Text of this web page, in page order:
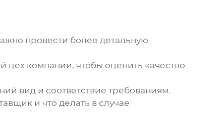
провести более детальную
цех компании, чтобы оценить качество
вид и соответствие требованиям.
и что делать в случае